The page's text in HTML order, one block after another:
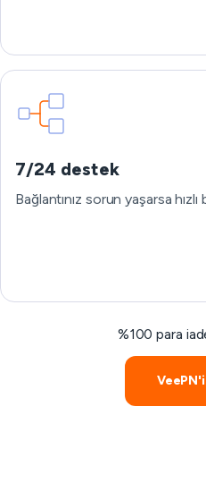
7/24 destek
Bağlantınız sorun yaşarsa hızlı
%100 para